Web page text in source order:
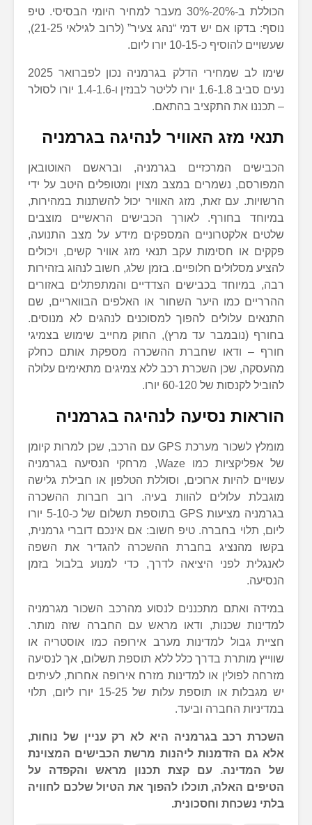
הכוללת ב-20%-30% מעבר למחיר היומי הבסיסי. טיפ
נוסף: בדקו אם יש דמי “נהג צעיר” (לרוב לגילאי 21-25),
שעשויים להוסיף כ-10-15 יורו ליום.
שימו לב שמחירי הדלק בגרמניה נכון לפברואר 2025
נעים סביב 1.6-1.8 יורו לליטר לבנזין ו-1.4-1.6 יורו לסולר
– תכננו את התקציב בהתאם.
תנאי מזג האוויר לנהיגה בגרמניה
הכבישים המרכזיים בגרמניה, ובראשם האוטובאן
המפורסם, נשמרים במצב מצוין ומטופלים היטב על ידי
הרשויות. עם זאת, מזג האוויר יכול להשתנות במהירות,
במיוחד בחורף. לאורך הכבישים הראשיים מוצבים
שלטים אלקטרוניים המספקים מידע על מצב התנועה,
פקקים או חסימות עקב תנאי מזג אוויר קשים, ויכולים
להציע מסלולים חלופיים. בזמן שלג, חשוב לנהוג בזהירות
רבה, במיוחד בכבישים הצדדיים והמתפתלים באזורים
ההרריים כמו היער השחור או האלפים הבוואריים, שם
התנאים עלולים להפוך למסוכנים לנהגים לא מנוסים.
בחורף (נובמבר עד מרץ), החוק מחייב שימוש בצמיגי
חורף – ודאו שחברת ההשכרה מספקת אותם כחלק
מהעסקה, שכן השכרת רכב ללא צמיגים מתאימים עלולה
להוביל לקנסות של 60-120 יורו.
הוראות נסיעה לנהיגה בגרמניה
מומלץ לשכור מערכת GPS עם הרכב, שכן למרות קיומן
של אפליקציות כמו Waze, מרחקי הנסיעה בגרמניה
עשויים להיות ארוכים, וסוללת הטלפון או חבילת גלישה
מוגבלת עלולים להוות בעיה. רוב חברות ההשכרה
בגרמניה מציעות GPS בתוספת תשלום של כ-5-10 יורו
ליום, תלוי בחברה. טיפ חשוב: אם אינכם דוברי גרמנית,
בקשו מהנציג בחברת ההשכרה להגדיר את השפה
לאנגלית לפני היציאה לדרך, כדי למנוע בלבול בזמן
הנסיעה.
במידה ואתם מתכננים לנסוע מהרכב השכור מגרמניה
למדינות שכנות, ודאו מראש עם החברה שזה מותר.
חציית גבול למדינות מערב אירופה כמו אוסטריה או
שווייץ מותרת בדרך כלל ללא תוספת תשלום, אך לנסיעה
מזרחה לפולין או למדינות מזרח אירופה אחרות, לעיתים
יש מגבלות או תוספת עלות של 15-25 יורו ליום, תלוי
במדיניות החברה וביעד.
השכרת רכב בגרמניה היא לא רק עניין של נוחות,
אלא גם הזדמנות ליהנות מרשת הכבישים המצוינת
של המדינה. עם קצת תכנון מראש והקפדה על
הטיפים האלה, תוכלו להפוך את הטיול שלכם לחוויה
בלתי נשכחת וחסכונית.